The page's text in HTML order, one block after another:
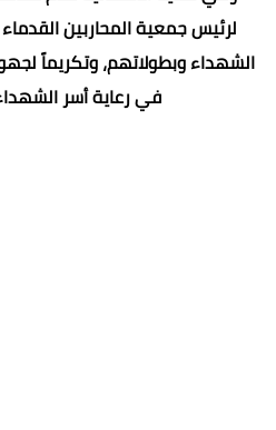
لرئيس جمعية المحاربين
الشهداء وبطولاتهم، وتكريماً
في رعاية أسر